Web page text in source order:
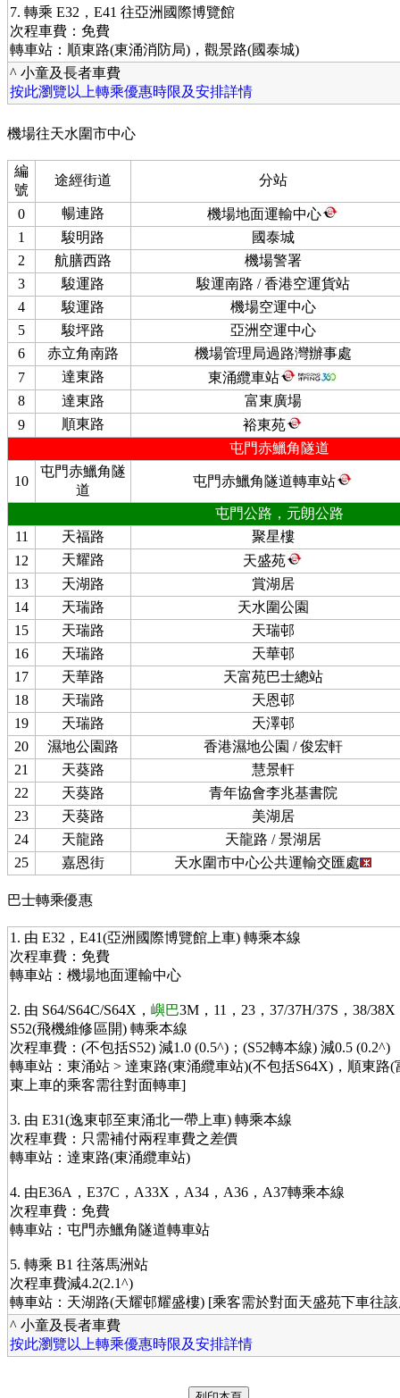
7. 轉乘 E32，E41 往亞洲國際博覽館
次程車費：免費
轉車站：順東路(東涌消防局)，觀景路(國泰城)
^ 小童及長者車費
按此瀏覽以上轉乘優惠時限及安排詳情
機場往天水圍市中心
編
號
途經街道 分站
0 暢連路
機場地面運輸中心
1
駿明路
國泰城
2
航膳西路
機場警署
3
駿運路
駿運南路 / 香港空運貨站
4
駿運路
機場空運中心
5
駿坪路
亞洲空運中心
6
赤立角南路
機場管理局過路灣辦事處
7
達東路
東涌纜車站
8
達東路
富東廣場
9
順東路
裕東苑
屯門赤鱲角隧道
10
屯門赤鱲角隧
道
屯門赤鱲角隧道轉車站
屯門公路，元朗公路
11
天福路
聚星樓
12
天耀路
天盛苑
13
天湖路
賞湖居
14
天瑞路
天水圍公園
15
天瑞路
天瑞邨
16
天瑞路
天華邨
17
天華路
天富苑巴士總站
18
天瑞路
天恩邨
19
天瑞路
天澤邨
20
濕地公園路
香港濕地公園 / 俊宏軒
21
天葵路
慧景軒
22
天葵路
青年協會李兆基書院
23
天葵路
美湖居
24
天龍路
天龍路 / 景湖居
25
嘉恩街 天水圍市中心公共運輸交匯處
巴士轉乘優惠
1. 由 E32，E41(亞洲國際博覽館上車) 轉乘本線
次程車費：免費
轉車站：機場地面運輸中心
2. 由 S64/S64C/S64X， 嶼巴3M，11，23，37/37H/37S，38/
S52(飛機維修區開) 轉乘本線
次程車費：(不包括S52) 減1.0 (0.5^)；(S52轉本線) 減0.5 (0.2^)
轉車站：東涌站 > 達東路(東涌纜車站)(不包括S64X)，順東路
東上車的乘客需往對面轉車]
3. 由 E31(逸東邨至東涌北一帶上車) 轉乘本線
次程車費：只需補付兩程車費之差價
轉車站：達東路(東涌纜車站)
4. 由E36A，E37C，A33X，A34，A36，A37轉乘本線
次程車費：免費
轉車站：屯門赤鱲角隧道轉車站
5. 轉乘 B1 往落馬洲站
次程車費減4.2(2.1^)
轉車站：天湖路(天耀邨耀盛樓) [乘客需於對面天盛苑下車往
^ 小童及長者車費
按此瀏覽以上轉乘優惠時限及安排詳情